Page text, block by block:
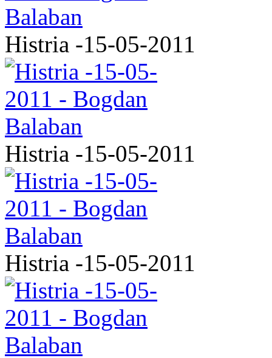
Histria -15-05-2011
Histria -15-05-2011
Histria -15-05-2011